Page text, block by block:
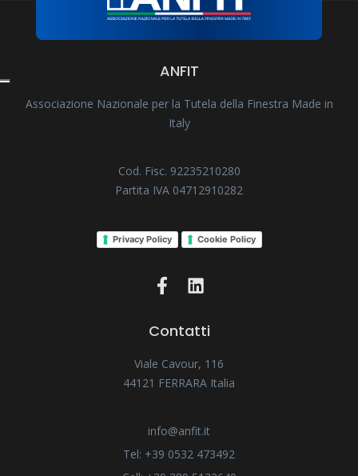
ANFIT
Associazione Nazionale per la Tutela della Finestra Made in
Italy
Cod. Fisc. 92235210280
Partita IVA 04712910282
Privacy Policy Cookie Policy
Contatti
Viale Cavour, 116
44121 FERRARA Italia
info@anfit.it
Tel: +39 0532 473492